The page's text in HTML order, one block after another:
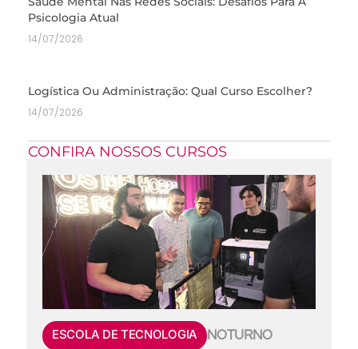
Psicologia Atual
14/07/2026
Logística Ou Administração: Qual Curso Escolher?
14/07/2026
CONFIRA NOSSOS CURSOS
ESCOLA DE TECNOLOGIA NOTURNO